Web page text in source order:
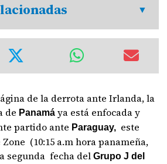
de la derrota ante Irlanda, la
de Panamá ya está enfocada y
partido ante Paraguay, este
(10:15 a.m hora panameña,
segunda fecha delGrupo J del